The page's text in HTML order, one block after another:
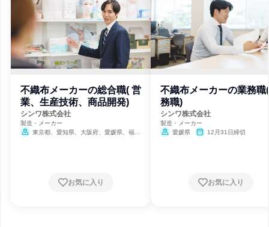
不織布メーカーの総合職( 営
業、生産技術、商品開発)
シンワ株式会社
製造・メーカー
東京都、愛知県、大阪府、愛媛県、福岡
お気に入り
不織布メーカーの業務職
務職)
シンワ株式会社
製造・メーカー
愛媛県
12月31日締切
お気に入り